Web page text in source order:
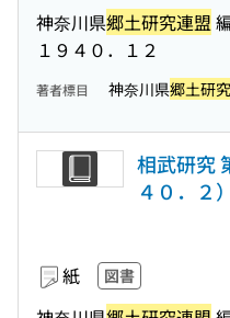
神奈川県郷土研究連盟
１９４０．１２
著者標目 神奈川県郷土研
相武研究
４０．２）
紙 図書